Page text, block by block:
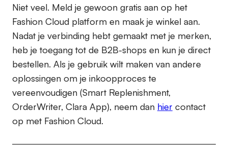
Niet veel. Meld je gewoon gratis aan op het
Fashion Cloud platform en maak je winkel aan.
Nadat je verbinding hebt gemaakt met je merken,
heb je toegang tot de B2B-shops en kun je direct
bestellen. Als je gebruik wilt maken van andere
oplossingen om je inkoopproces te
vereenvoudigen (Smart Replenishment,
OrderWriter, Clara App), neem dan hier contact
op met Fashion Cloud.